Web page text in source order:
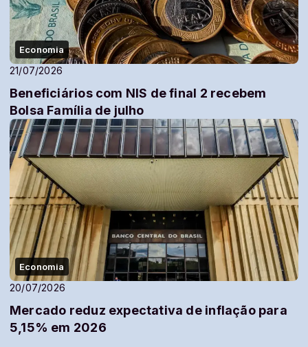
Economia
21/07/2026
Beneficiários com NIS de final 2 recebem
Bolsa Família de julho
Economia
20/07/2026
Mercado reduz expectativa de inflação para
5,15% em 2026